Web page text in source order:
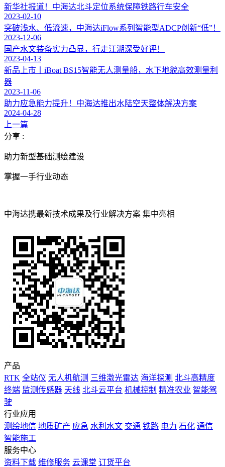
新华社报道！中海达北斗定位系统保障铁路行车安全
2023-02-10
突破浅水、低流速，中海达iFlow系列智能型ADCP创新“低”！
2023-12-06
国产水文装备实力凸显，行走江湖深受好评！
2023-04-13
新品上市丨iBoat BS15智能无人测量船，水下地貌高效测量利
器
2023-11-06
助力应急能力提升！中海达推出水陆空天整体解决方案
2024-04-28
上一篇
分享 :
助力新型基础测绘建设
掌握一手行业动态
中海达携最新技术成果及行业解决方案 集中亮相
产品
RTK 全站仪 无人机航测 三维激光雷达 海洋探测 北斗高精度
终端 监测传感器 天线 北斗云平台 机械控制 精准农业 智能驾
驶
行业应用
测绘地信 地质矿产 应急 水利水文 交通 铁路 电力 石化 通信
智能施工
服务中心
资料下载 维修服务 云课堂 订货平台